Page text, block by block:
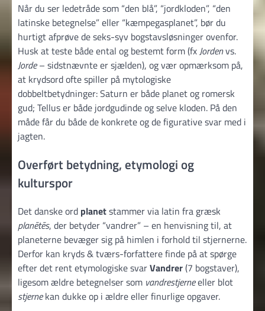
Når du ser ledetråde som “den blå”, “jordkloden”, “den
latinske betegnelse” eller “kæmpegasplanet”, bør du
hurtigt afprøve de seks-syv bogstavsløsninger ovenfor.
Husk at teste både ental og bestemt form (fx Jordenvs.
Jorde– sidstnævnte er sjælden), og vær opmærksom på,
at krydsord ofte spiller på mytologiske
dobbeltbetydninger: Saturn er både planet og romersk
gud; Tellus er både jordgudinde og selve kloden. På den
måde får du både de konkrete og de figurative svar med i
jagten.
Overført betydning, etymologi og
kulturspor
Det danske ord planetstammer via latin fra græsk
planētēs, der betyder “vandrer” – en henvisning til, at
planeterne bevæger sig på himlen i forhold til stjernerne.
Derfor kan kryds & tværs-forfattere finde på at spørge
efter det rent etymologiske svarVandrer(7 bogstaver),
ligesom ældre betegnelser som vandrestjerneeller blot
stjernekan dukke op i ældre eller finurlige opgaver.